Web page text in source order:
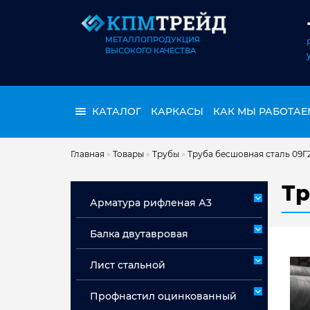
МЕТАЛЛОПРОДУКЦИЯ
ВЫСОКОГО КАЧЕСТВА
КАТАЛОГ КАРКАСЫ КАК МЫ
Главная » Товары » Трубы » Труба бесшовная сталь
Арматура рифленая А3
Арматура мерная А3
Балка двутавровая
Лист стальной
Профнастил оцинкованный